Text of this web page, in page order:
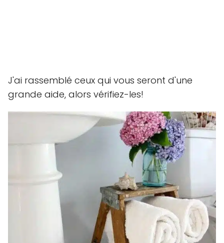
J'ai rassemblé ceux qui vous seront d'une
grande aide, alors vérifiez-les!